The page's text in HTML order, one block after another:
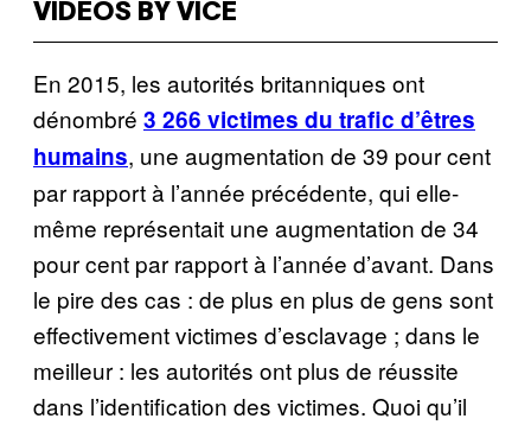
VIDEOS BY VICE
En 2015, les autorités britanniques ont
dénombré 3 266 victimes du trafic d’êtres
humains, une augmentation de 39 pour cent
par rapport à l’année précédente, qui elle-
même représentait une augmentation de 34
pour cent par rapport à l’année d’avant. Dans
le pire des cas : de plus en plus de gens sont
effectivement victimes d’esclavage ; dans le
meilleur : les autorités ont plus de réussite
dans l’identification des victimes. Quoi qu’il